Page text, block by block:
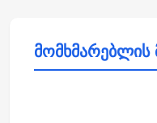
მომხმარებლის